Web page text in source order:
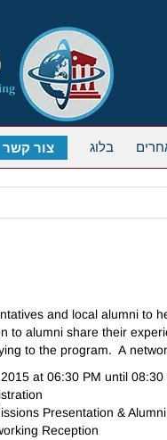
בלוג צור קשר
and local alumni to
to alumni share their
to the program. A
at 06:30 PM until 08:30
Presentation &
Reception